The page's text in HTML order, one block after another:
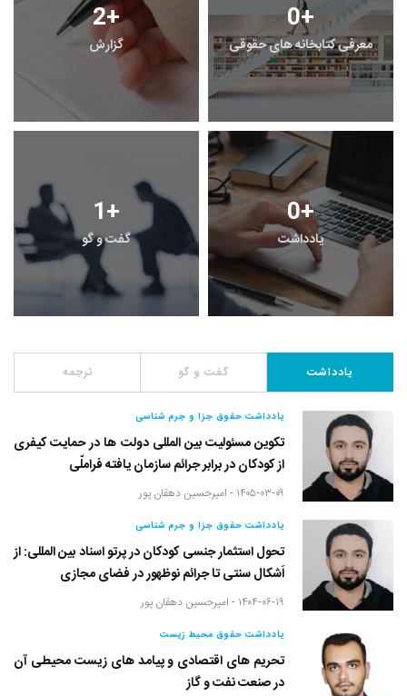
2+
گزارش
0+
معرفی کتابخانه های حقوقی
1+
گفت و گو
0+
یادداشت
یادداشت گفت و گو ترجمه
یادداشت حقوق جزا و جرم شناسی
تکوین مسئولیت بین المللی دولت ها در حمایت کیفری
از کودکان در برابر جرائم سازمان یافته فراملّی
۱۴۰۵-۰۳-۰۹ - امیرحسین دهقان پور
یادداشت حقوق جزا و جرم شناسی
تحول استثمار جنسی کودکان در پرتو اسناد بین المللی: از
اَشکال سنتی تا جرائم نوظهور در فضای مجازی
۱۴۰۴-۰۶-۱۹ - امیرحسین دهقان پور
یادداشت حقوق محیط زیست
تحریم های اقتصادی و پیامد های زیست محیطی آن
در صنعت نفت و گاز